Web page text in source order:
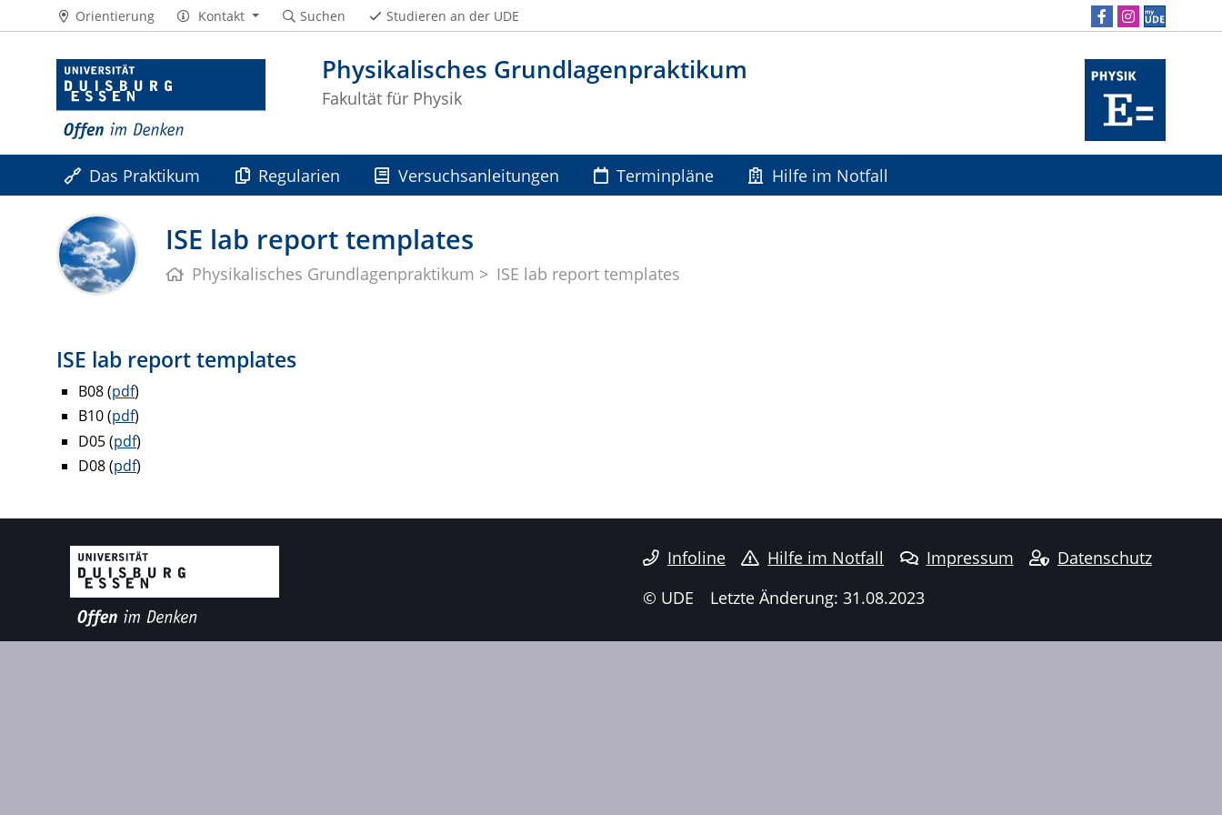
Physikalisches Grundlagenpraktikum
Fakultät für Physik
Orientierung Kontakt Suchen Studieren an der UDE
Das Praktikum Regularien Versuchsanleitungen Terminpläne Hilfe im Notfall
ISE lab report templates
Physikalisches Grundlagenpraktikum ISE lab report templates
ISE lab report templates
B08 (pdf)
B10 (pdf)
D05 (pdf)
D08 (pdf)​
Infoline Hilfe im Notfall Impressum
Datenschutz
© UDE
Letzte Änderung: 31.08.2023